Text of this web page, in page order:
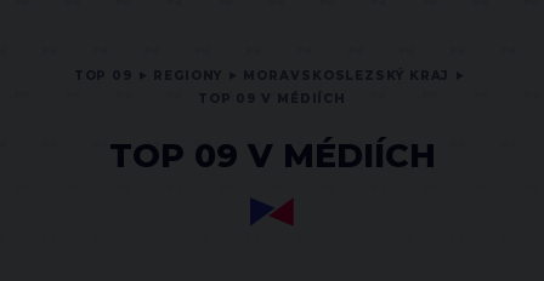
TOP 09 V MÉDIÍCH